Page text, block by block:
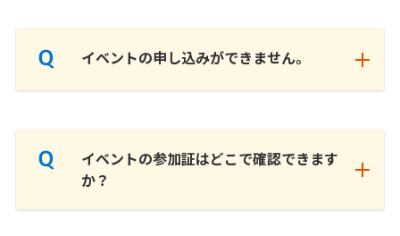
イベントの申し込みができません。
イベントの参加証はどこで確認できます
か？